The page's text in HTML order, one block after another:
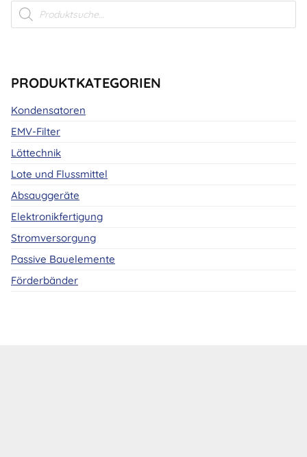
Products
search
PRODUKTKATEGORIEN
Kondensatoren
EMV-Filter
Löttechnik
Lote und Flussmittel
Absauggeräte
Elektronikfertigung
Stromversorgung
Passive Bauelemente
Förderbänder